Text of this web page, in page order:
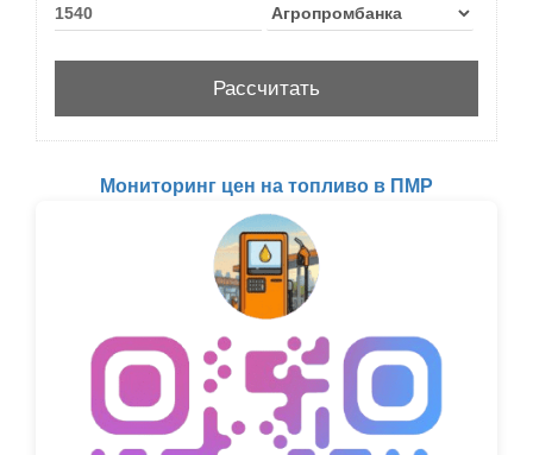
Мониторинг цен на топливо в ПМР